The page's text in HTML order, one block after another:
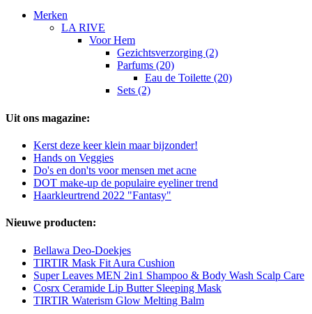
Merken
LA RIVE
Voor Hem
Gezichtsverzorging (2)
Parfums (20)
Eau de Toilette (20)
Sets (2)
Uit ons magazine:
Kerst deze keer klein maar bijzonder!
Hands on Veggies
Do's en don'ts voor mensen met acne
DOT make-up de populaire eyeliner trend
Haarkleurtrend 2022 "Fantasy"
Nieuwe producten:
Bellawa Deo-Doekjes
TIRTIR Mask Fit Aura Cushion
Super Leaves MEN 2in1 Shampoo & Body Wash Scalp Care
Cosrx Ceramide Lip Butter Sleeping Mask
TIRTIR Waterism Glow Melting Balm